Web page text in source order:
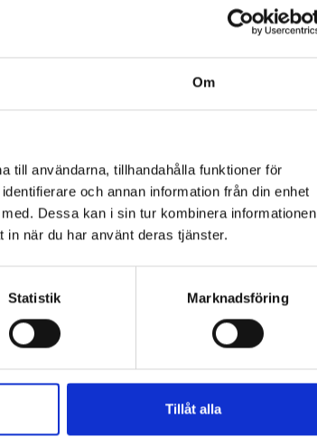
Om
till användarna, tillhandahålla funktioner för
och annan information från din enhet
Dessa kan i sin tur kombinera informationen
in när du har använt deras tjänster.
Statistik Marknadsföring
Tillåt alla